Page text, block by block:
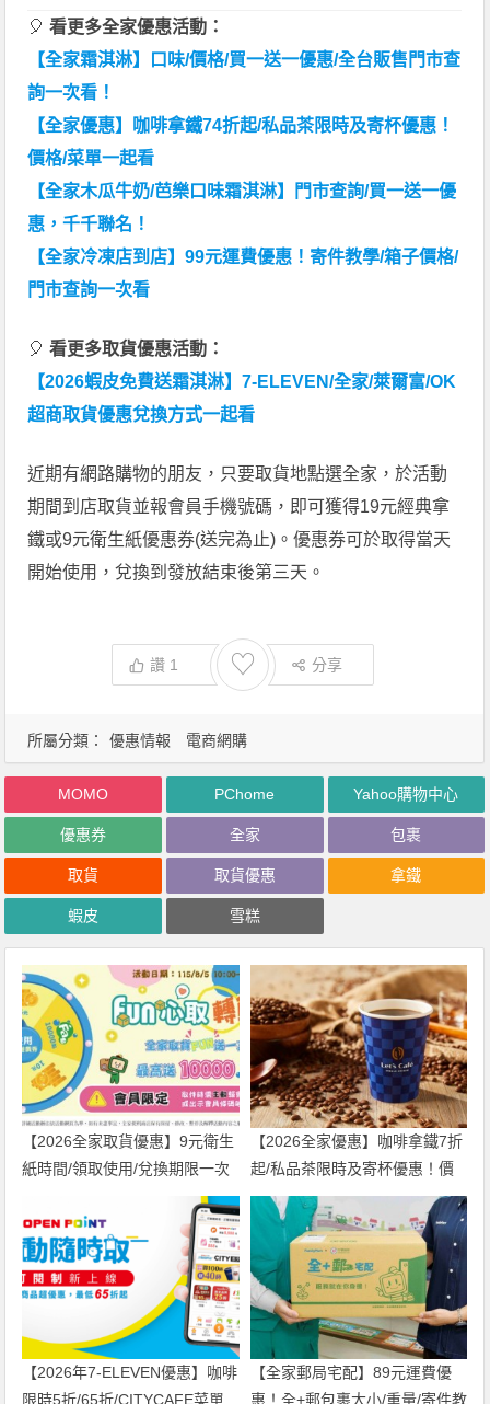
🎈看更多全家優惠活動：
【全家霜淇淋】口味/價格/買一送一優惠/全台販售門市查
詢一次看！
【全家優惠】咖啡拿鐵74折起/私品茶限時及寄杯優惠！
價格/菜單一起看
【全家木瓜牛奶/芭樂口味霜淇淋】門市查詢/買一送一優
惠，千千聯名！
【全家冷凍店到店】99元運費優惠！寄件教學/箱子價格/
門市查詢一次看
🎈 看更多取貨優惠活動：
【2026蝦皮免費送霜淇淋】7-ELEVEN/全家/萊爾富/OK
超商取貨優惠兌換方式一起看
近期有網路購物的朋友，只要取貨地點選全家，於活動
期間到店取貨並報會員手機號碼，即可獲得19元經典拿
鐵或9元衛生紙優惠券(送完為止)。優惠券可於取得當天
開始使用，兌換到發放結束後第三天。
讚 1 ♡ 分享
所屬分類： 優惠情報 電商網購
MOMO PChome Yahoo購物中心
優惠券 全家 包裹
取貨 取貨優惠 拿鐵
蝦皮 雪糕
【2026全家取貨優惠】9元衛生
紙時間/領取使用/兌換期限一次
【2026全家優惠】咖啡拿鐵7折
起/私品茶限時及寄杯優惠！價
格/菜單一起看
【2026年7-ELEVEN優惠】咖啡
限時5折/65折/CITYCAFE菜單
【全家郵局宅配】89元運費優
惠！全+郵包裹大小/重量/寄件教